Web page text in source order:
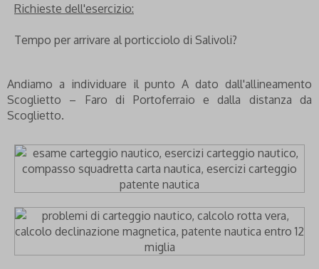
Richieste dell'esercizio:
Tempo per arrivare al porticciolo di Salivoli?
Andiamo a individuare il punto A dato dall'allineamento
Scoglietto – Faro di Portoferraio e dalla distanza da
Scoglietto.